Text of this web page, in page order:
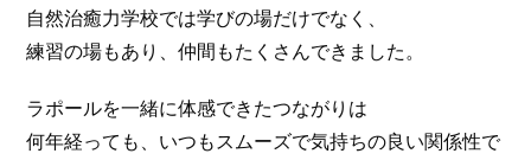
自然治癒力学校では学びの場だけでなく、
練習の場もあり、仲間もたくさんできました。
ラポールを一緒に体感できたつながりは
何年経っても、いつもスムーズで気持ちの良い関係性で